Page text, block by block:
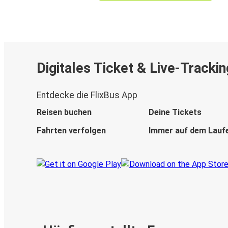
Digitales Ticket & Live-
Entdecke die FlixBus App
Reisen buchen
Deine Tickets
Fahrten verfolgen
Immer auf dem